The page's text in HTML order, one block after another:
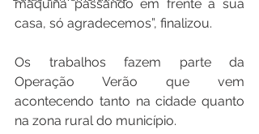
máquina passando em frente a sua
casa, só agradecemos”, finalizou.
Os trabalhos fazem parte da
Operação Verão que vem
acontecendo tanto na cidade quanto
na zona rural do município.